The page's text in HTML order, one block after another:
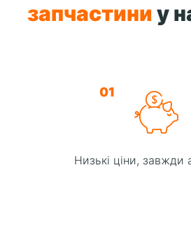
запчастиниу
01
Низькі ціни, завжди